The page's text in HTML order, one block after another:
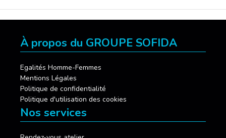
À propos du GROUPE SOFIDA
Egalités Homme-Femmes
Mentions Légales
Politique de confidentialité
Politique d'utilisation des cookies
Nos services